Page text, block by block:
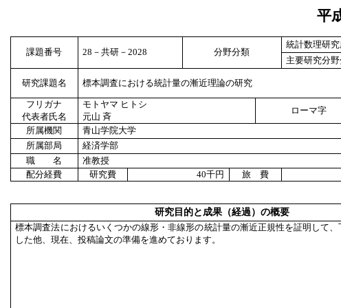
平
課題番号 28 －共研－2028 分野分類
統計数理研
主要研究分
研究課題名 標本調査における統計量の漸近理論の研究
フリガナ
代表者氏名
モトヤマ ヒトシ
元山 斉
ローマ字
所属機関
青山学院大学
所属部局
経済学部
職 名
准教授
配分経費
研究費 40千円 旅 費
研究目的と成果（経過）の概要
標本調査法におけるいくつかの線形・非線形の統計量の漸近正規性を証明して
した他、現在、投稿論文の準備を進めております。